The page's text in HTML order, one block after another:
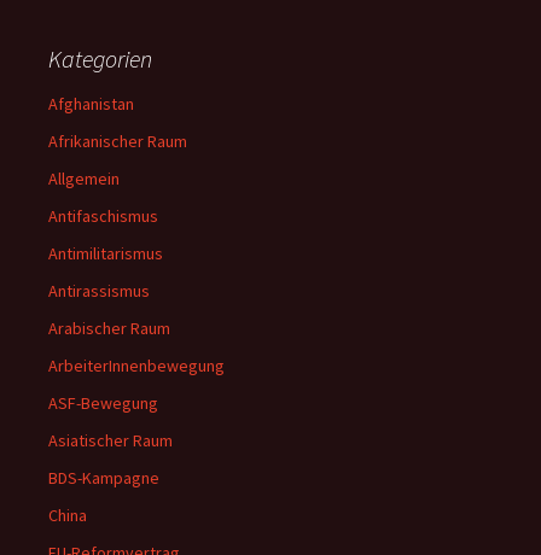
Kategorien
Afghanistan
Afrikanischer Raum
Allgemein
Antifaschismus
Antimilitarismus
Antirassismus
Arabischer Raum
ArbeiterInnenbewegung
ASF-Bewegung
Asiatischer Raum
BDS-Kampagne
China